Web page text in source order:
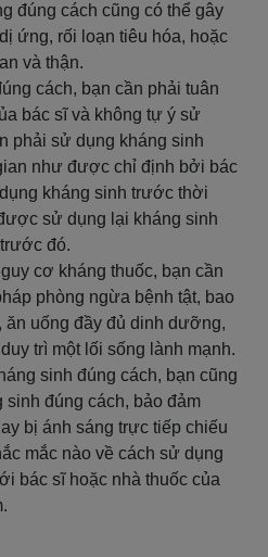
đúng cách cũng có thể gây
ứng, rối loạn tiêu hóa, hoặc
và thận.
cách, bạn cần phải tuân
bác sĩ và không tự ý sử
phải sử dụng kháng sinh
như được chỉ định bởi bác
kháng sinh trước thời
sử dụng lại kháng sinh
đó.
cơ kháng thuốc, bạn cần
phòng ngừa bệnh tật, bao
uống đầy đủ dinh dưỡng,
trì một lối sống lành mạnh.
sinh đúng cách, bạn cũng
đúng cách, bảo đảm
bị ánh sáng trực tiếp chiếu
mắc nào về cách sử dụng
bác sĩ hoặc nhà thuốc của